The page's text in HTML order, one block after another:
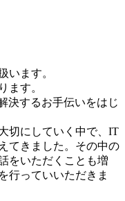
います。
ます。
決するお手伝いをはじ
切にしていく中で、IT
てきました。その中の
をいただくことも増
行っていいただきま